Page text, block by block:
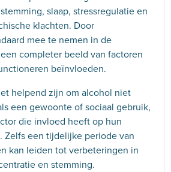
slaap, stressregulatie en
klachten. Door
mee te nemen in de
completer beeld van factoren
beïnvloeden.
helpend zijn om alcohol niet
een gewoonte of sociaal gebruik,
die invloed heeft op hun
Zelfs een tijdelijke periode van
kan leiden tot verbeteringen in
en stemming.